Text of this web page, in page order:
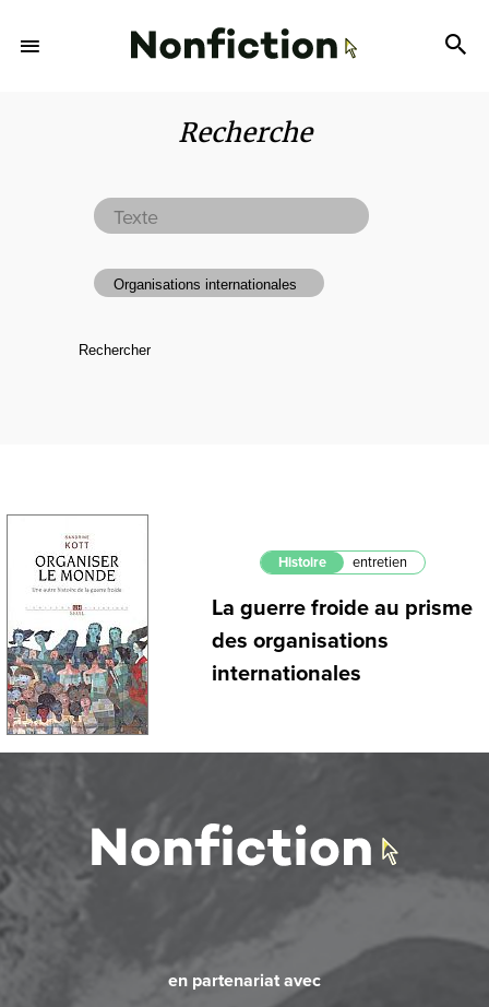
Recherche
Histoire entretien
La guerre froide au prisme
des organisations
internationales
en partenariat avec